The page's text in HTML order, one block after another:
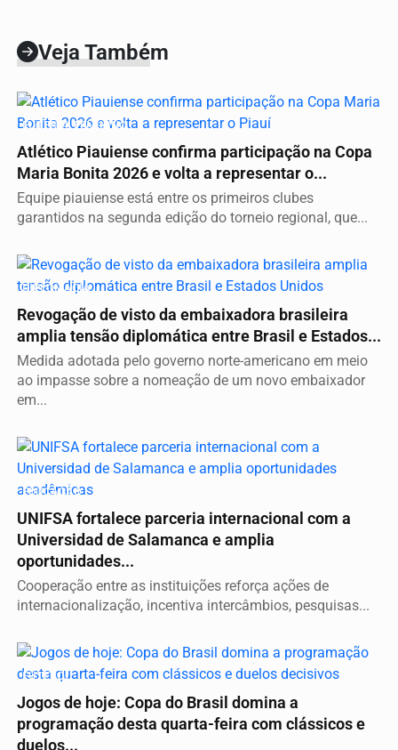
Veja Também
FUTEBOL FEMININO
Atlético Piauiense confirma participação na Copa
Maria Bonita 2026 e volta a representar o...
Equipe piauiense está entre os primeiros clubes
garantidos na segunda edição do torneio regional, que...
DIPLOMACIA
Revogação de visto da embaixadora brasileira
amplia tensão diplomática entre Brasil e Estados...
Medida adotada pelo governo norte-americano em meio
ao impasse sobre a nomeação de um novo embaixador
em...
EDUCAÇÃO
UNIFSA fortalece parceria internacional com a
Universidad de Salamanca e amplia
oportunidades...
Cooperação entre as instituições reforça ações de
internacionalização, incentiva intercâmbios, pesquisas...
FUTEBOL
Jogos de hoje: Copa do Brasil domina a
programação desta quarta-feira com clássicos e
duelos...